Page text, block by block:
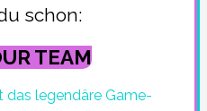
schon:
TEAM
das legendäre Game-